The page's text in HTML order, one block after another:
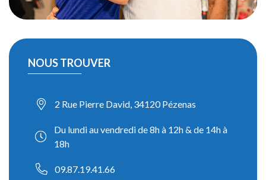
NOUS TROUVER
2 Rue Pierre David, 34120 Pézenas
Du lundi au vendredi de 8h à 12h & de 14h à
18h
09.87.19.41.66